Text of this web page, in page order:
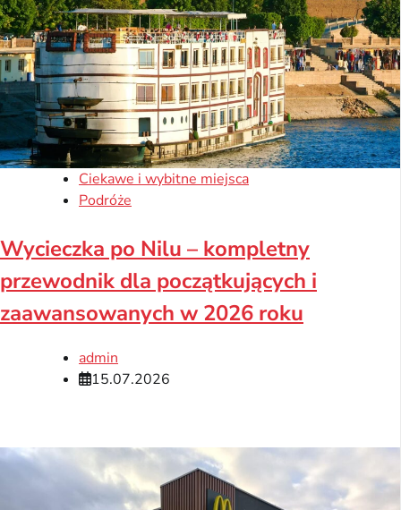
Ciekawe i wybitne miejsca
Podróże
Wycieczka po Nilu – kompletny
przewodnik dla początkujących i
zaawansowanych w 2026 roku
admin
15.07.2026